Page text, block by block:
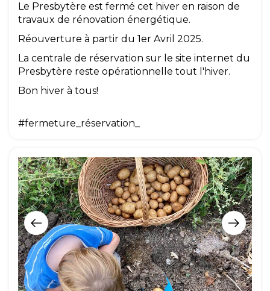
Le Presbytère est fermé cet hiver en raison de
travaux de rénovation énergétique.
Réouverture à partir du 1er Avril 2025.
La centrale de réservation sur le site internet du
Presbytère reste opérationnelle tout l'hiver.
Bon hiver à tous!
#fermeture_réservation_